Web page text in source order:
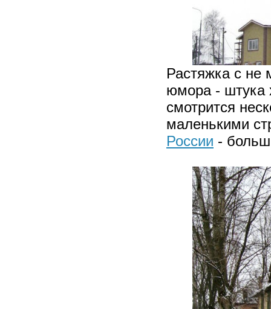
Растяжка с не
юмора - штука
смотрится
маленькими
России -